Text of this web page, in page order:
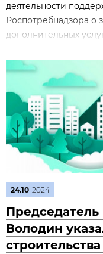
деятельности
Роспотребнадзора о
дополнительных
24.10 2024
Володин